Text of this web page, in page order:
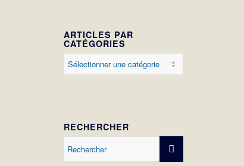
ARTICLES PAR
CATÉGORIES
RECHERCHER